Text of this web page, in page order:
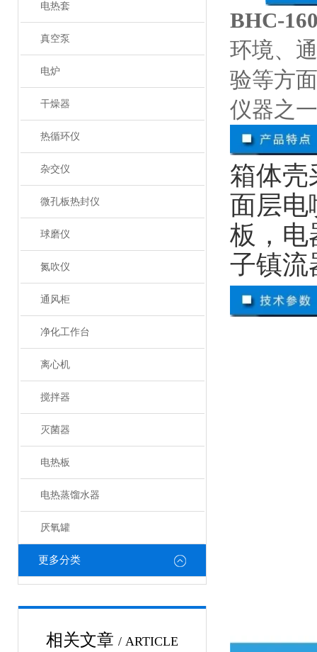
电热套
真空泵
电炉
干燥器
热循环仪
杂交仪
微孔板热封仪
球磨仪
氮吹仪
通风柜
净化工作台
离心机
搅拌器
灭菌器
电热板
电热蒸馏水器
厌氧罐
更多分类
相关文章 / ARTICLE
BHC-
环境、
验等方
仪器之
箱体壳
面层电
板，电
子镇流